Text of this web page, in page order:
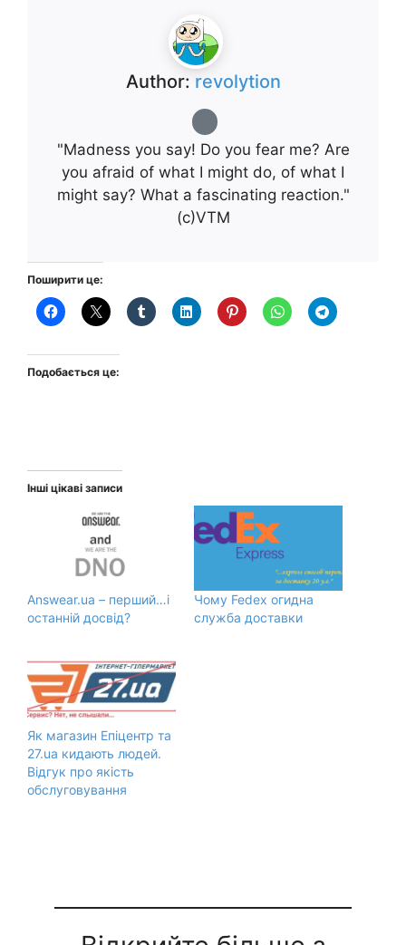
Author: revolytion
"Madness you say! Do you fear me? Are
you afraid of what I might do, of what I
might say? What a fascinating reaction."
(с)VTM
Поширити це:
Подобається це:
Інші цікаві записи
Answear.ua – перший…і
останній досвід?
Чому Fedex огидна
служба доставки
Як магазин Епіцентр та
27.ua кидають людей.
Відгук про якість
обслуговування